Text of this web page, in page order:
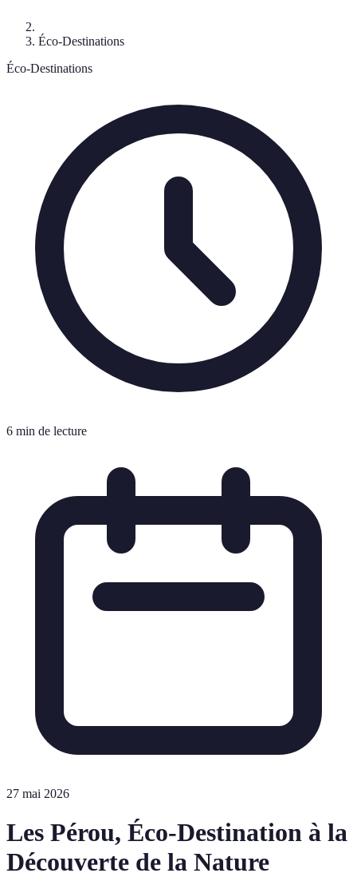
Éco-Destinations
Éco-Destinations
6 min de lecture
27 mai 2026
Les Pérou, Éco-Destination à la
Découverte de la Nature